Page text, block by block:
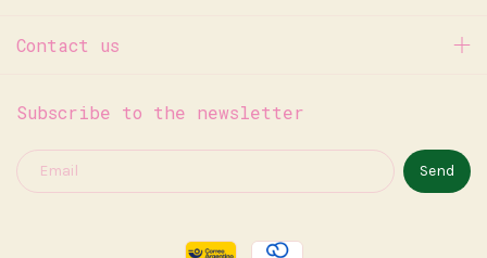
Contact us
Subscribe to the newsletter